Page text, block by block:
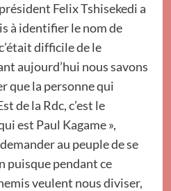
Felix Tshisekedi a
à identifier le nom de
difficile de le
aujourd’hui nous savons
que la personne qui
de la Rdc, c’est le
est Paul Kagame »,
au peuple de se
puisque pendant ce
veulent nous diviser,